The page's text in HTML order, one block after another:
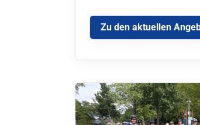
Zu den aktuellen